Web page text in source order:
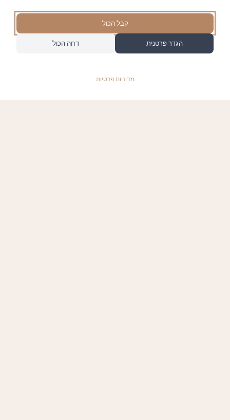
קבל הכול
הגדר פרטנית דחה הכול
מדיניות פרטיות